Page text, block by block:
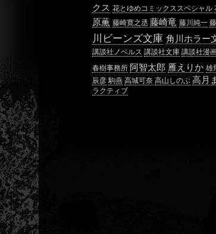
クス 花とゆめコミックススペシャル
原薫 藤崎寛之丞 藤崎竜 藤川純一
川ビーンズ文庫 角川ホラー
講談社ノベルス 講談社文庫 講談社漫
春樹事務所 阿智太郎 雁えりか 雄
辰彦 駒燕 高城可奈 高山しのぶ 高月
ラクティブ